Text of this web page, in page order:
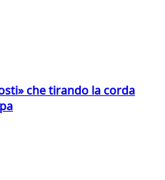
che tirando la corda